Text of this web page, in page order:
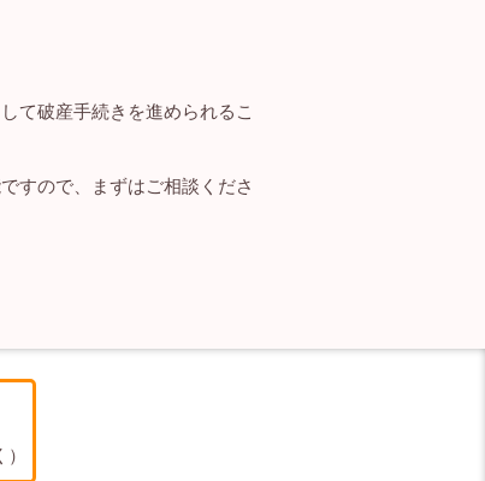
て破産手続きを進められるこ
すので、まずはご相談くださ